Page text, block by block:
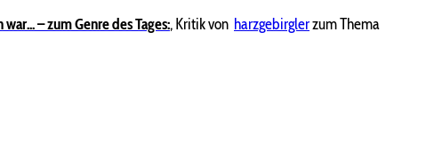
– zum Genre des Tages:,Kritik von harzgebirglerzum Thema